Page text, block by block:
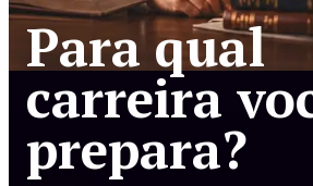
Magistratura Estadual e MPE
Magistratura Federal e Estadual
Para qual
carreira
prepara?